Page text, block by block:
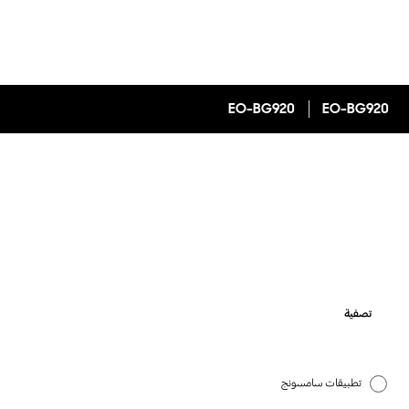
EO-BG920
EO-BG920
تصفية
تطبيقات سامسونج